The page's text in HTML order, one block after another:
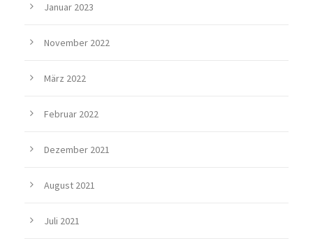
Januar 2023
November 2022
März 2022
Februar 2022
Dezember 2021
August 2021
Juli 2021